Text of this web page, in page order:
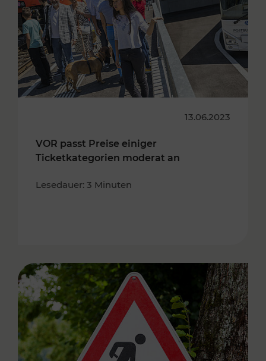
13.06.2023
VOR passt Preise einiger
Ticketkategorien moderat an
Lesedauer: 3 Minuten